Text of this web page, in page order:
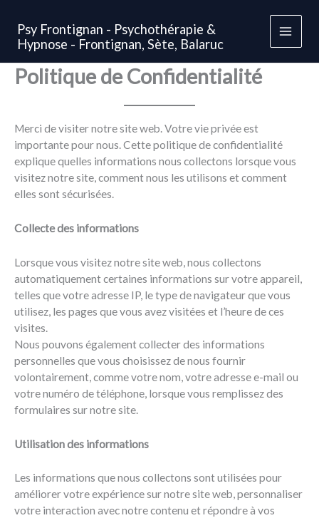
contenu
Psy Frontignan - Psychothérapie &
Hypnose - Frontignan, Sète, Balaruc
Main
Politique de Confidentialité
Merci de visiter notre site web. Votre vie privée est
importante pour nous. Cette politique de confidentialité
explique quelles informations nous collectons lorsque vous
visitez notre site, comment nous les utilisons et comment
elles sont sécurisées.
Collecte des informations
Lorsque vous visitez notre site web, nous collectons
automatiquement certaines informations sur votre appareil,
telles que votre adresse IP, le type de navigateur que vous
utilisez, les pages que vous avez visitées et l’heure de ces
visites.
Nous pouvons également collecter des informations
personnelles que vous choisissez de nous fournir
volontairement, comme votre nom, votre adresse e-mail ou
votre numéro de téléphone, lorsque vous remplissez des
formulaires sur notre site.
Utilisation des informations
Les informations que nous collectons sont utilisées pour
améliorer votre expérience sur notre site web, personnaliser
votre interaction avec notre contenu et répondre à vos